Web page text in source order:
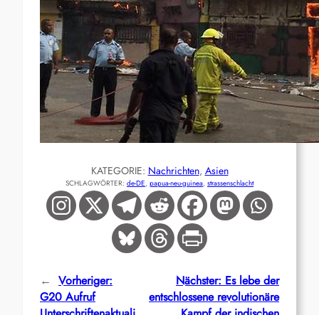
KATEGORIE: Nachrichten, Asien
SCHLAGWÖRTER: de-DE, papua-neu-guinea, strassenschlacht
← Vorheriger:
G20 Aufruf
Nächster: Es lebe der
entschlossene revolutionäre